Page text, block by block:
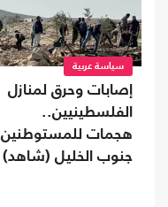
سياسة عربية
إصابات وحرق لمنازل
الفلسطينيين..
هجمات للمستوطنين
جنوب الخليل (شاهد)